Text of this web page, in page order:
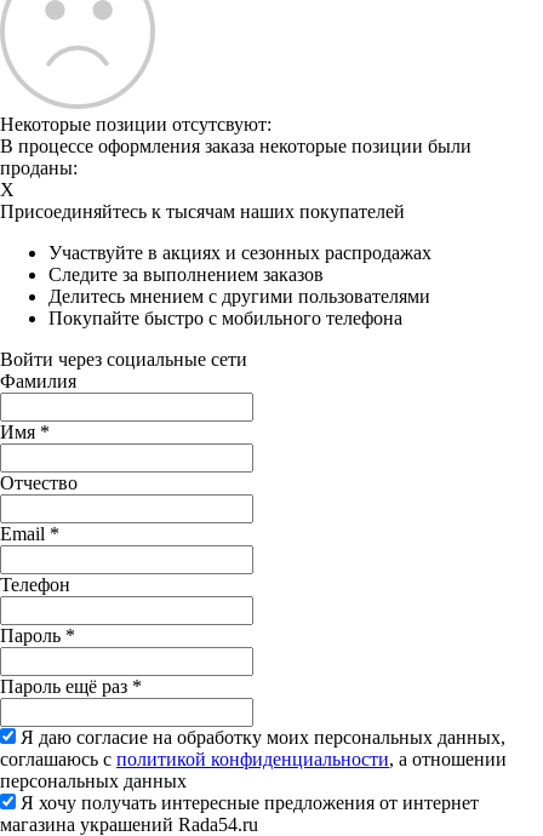
Некоторые позиции отсутсвуют:
В процессе оформления заказа некоторые позиции были
проданы:
X
Присоединяйтесь к тысячам наших покупателей
Участвуйте в акциях и сезонных распродажах
Следите за выполнением заказов
Делитесь мнением с другими пользователями
Покупайте быстро с мобильного телефона
Войти через социальные сети
Фамилия
Имя *
Отчество
Email *
Телефон
Пароль *
Пароль ещё раз *
Я даю согласие на обработку моих персональных данных,
соглашаюсь с политикой конфиденциальности, а отношении
персональных данных
Я хочу получать интересные предложения от интернет
магазина украшений Rada54.ru